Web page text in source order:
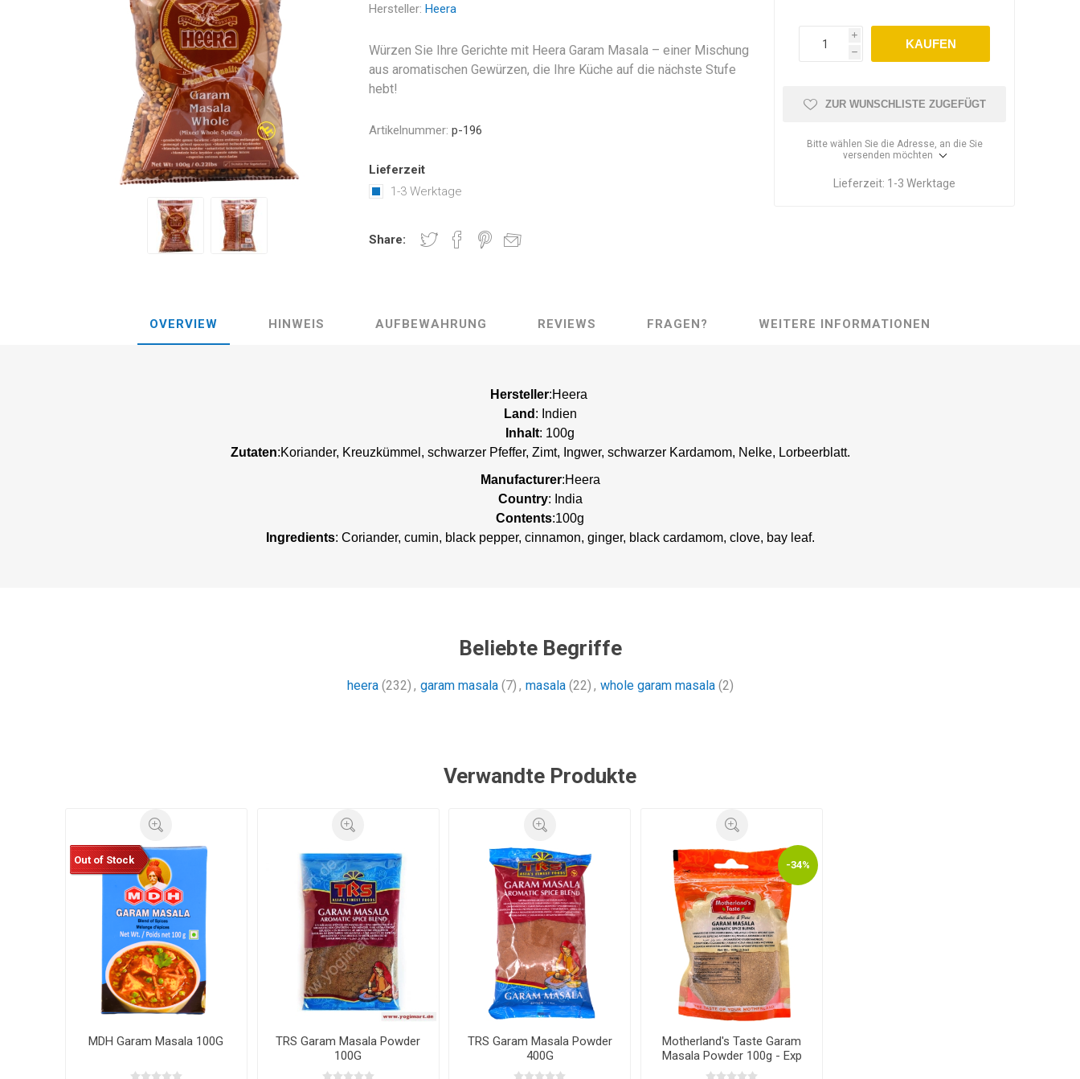
Hersteller: Heera
Würzen Sie Ihre Gerichte mit Heera Garam Masala – einer Mischung
aus aromatischen Gewürzen, die Ihre Küche auf die nächste Stufe
hebt!
Artikelnummer: p-196
Lieferzeit
1-3 Werktage
Share:
i
h
KAUFEN
ZUR WUNSCHLISTE ZUGEFÜGT
Bitte wählen Sie die Adresse, an die Sie
versenden möchten
Lieferzeit: 1-3 Werktage
OVERVIEW HINWEIS AUFBEWAHRUNG REVIEWS FRAGEN? WEITERE INFORMATIONEN
Hersteller:Heera
Land : Indien
Inhalt: 100g
Zutaten:Koriander, Kreuzkümmel, schwarzer Pfeffer, Zimt, Ingwer, schwarzer Kardamom, Nelke, Lorbeerblatt.
Manufacturer:Heera
Country: India
Contents:100g
Ingredients: Coriander, cumin, black pepper, cinnamon, ginger, black cardamom, clove, bay leaf.
Beliebte Begriffe
heera (232) , garam masala (7) , masala (22) , whole garam masala (2)
Verwandte Produkte
Out of Stock
MDH Garam Masala 100G
TRS Garam Masala Powder
100G
TRS Garam Masala Powder
400G
-34%
Motherland's Taste Garam
Masala Powder 100g - Exp
30.09.2026